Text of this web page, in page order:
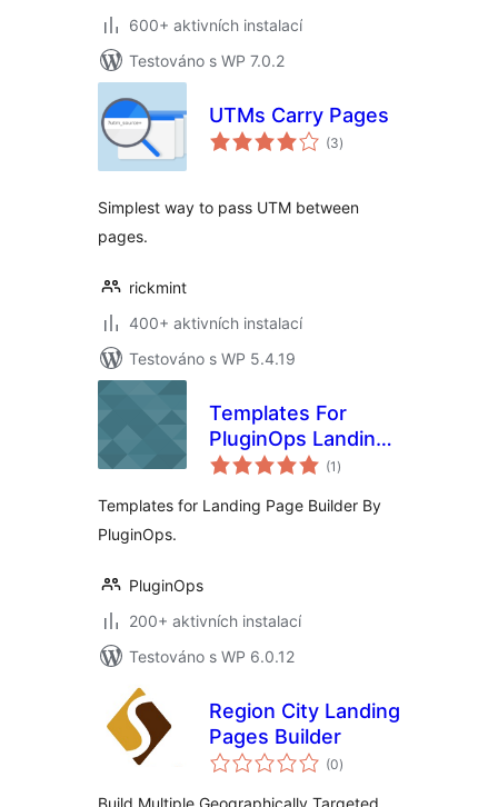
600+ aktivních instalací
Testováno s WP 7.0.2
UTMs Carry Pages
(3celkové
hodnocení
)
Simplest way to pass UTM between
pages.
rickmint
400+ aktivních instalací
Testováno s WP 5.4.19
Templates For
PluginOps Landing
Page Builder(1 celkové
hodnocení
)
Templates for Landing Page Builder By
PluginOps.
PluginOps
200+ aktivních instalací
Testováno s WP 6.0.12
Region City Landing
Pages Builder
(0celkové
hodnocení
)
Build Multiple Geographically Targeted